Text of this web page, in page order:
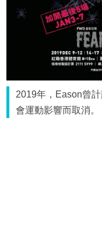
2019年，Eason曾
會運動影響而取消。